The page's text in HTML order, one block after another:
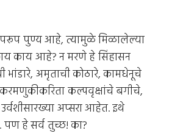
पापरूप पुण्य आहे, त्यामुळे मिळालेल्या
काय आहे? न मरणे हे सिंहासन
भांडारे, अमृताची कोठारे, कामधेनूचे
कल्पवृक्षांचे बगीचे,
अप्सरा आहेत. इथे
पण हे सर्व तुच्छ! का?